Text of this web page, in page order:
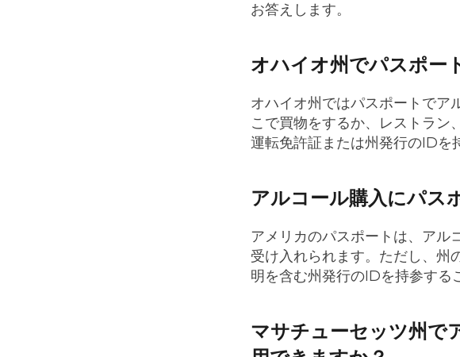
お答えします。
オハイオ州でパスポー
オハイオ州ではパスポートでア
こで買物をするか、レストラン
運転免許証または州発行のIDを
アルコール購入にパス
アメリカのパスポートは、アル
受け入れられます。ただし、州
明を含む州発行のIDを持参する
マサチューセッツ州で